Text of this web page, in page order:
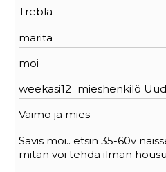
Trebla
marita
moi
weekasi12=mieshenkilö
Vaimo ja mies
Savis moi.. etsin 35-60v
mitän voi tehdä ilman